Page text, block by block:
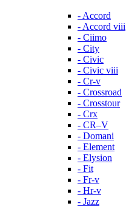
- Accord
- Accord viii
- Ciimo
- City
- Civic
- Civic viii
- Cr-v
- Crossroad
- Crosstour
- Crx
- CR–V
- Domani
- Element
- Elysion
- Fit
- Fr-v
- Hr-v
- Jazz